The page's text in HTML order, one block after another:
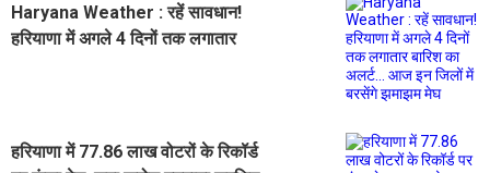
Haryana Weather : रहें सावधान!
हरियाणा में अगले 4 दिनों तक लगातार
हरियाणा में 77.86 लाख वोटरों के रिकॉर्ड